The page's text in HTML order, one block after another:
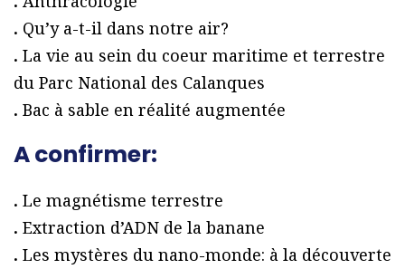
. Qu’y a-t-il dans notre air?
. La vie au sein du coeur maritime et terrestre
du Parc National des Calanques
. Bac à sable en réalité augmentée
A confirmer:
. Le magnétisme terrestre
. Extraction d’ADN de la banane
. Les mystères du nano-monde: à la découverte